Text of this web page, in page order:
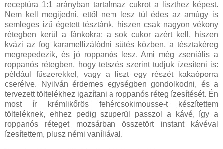
receptúra 1:1 arányban tartalmaz cukrot a liszthez képest.
Nem kell megijedni, ettől nem lesz túl édes az amúgy is
semleges ízű égetett tésztánk, hiszen csak nagyon vékony
rétegben kerül a fánkokra: a sok cukor azért kell, hiszen
kvázi az fog karamellizálódni sütés közben, a tésztakéreg
megrepedezik, és jó roppanós lesz. Ami még zseniális a
roppanós rétegben, hogy tetszés szerint tudjuk ízesíteni is:
például fűszerekkel, vagy a liszt egy részét kakaóporra
cserélve. Nyilván érdemes egységben gondolkodni, és a
tervezett töltelékhez igazítani a roppanós réteg ízesítését. Én
most ír krémlikőrös fehércsokimousse-t készítettem
tölteléknek, ehhez pedig szuperül passzol a kávé, így a
roppanós réteget mozsárban összetört instant kávéval
ízesítettem, plusz némi vaníliával.